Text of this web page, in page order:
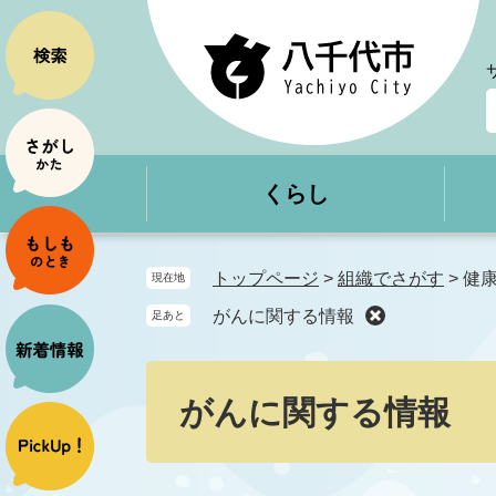
ー
ジ
の
先
頭
で
す
。
ニ
ュ
ー
を
飛
ば
し
て
本
文
くらし
現在地 トップページ > 組織でさがす > 健
足あと がんに関する情報
がんに関する情報